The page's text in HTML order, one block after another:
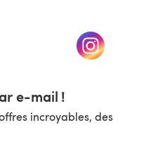
nouvel onglet) (s'ouvre
e-mail !
incroyables, des